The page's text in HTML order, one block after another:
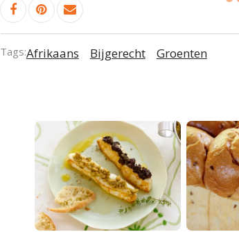
Tags:Afrikaans Bijgerecht Groenten